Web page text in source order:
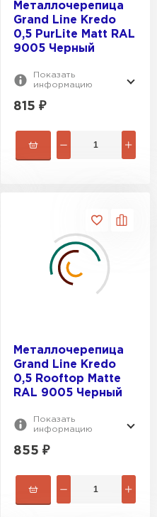
Металлочерепица
Grand Line Kredo
0,5 PurLite Мatt RAL
9005 Черный
Показать
информацию
815 ₽
Металлочерепица
Grand Line Kredo
0,5 Rooftop Matte
RAL 9005 Черный
Показать
информацию
855 ₽